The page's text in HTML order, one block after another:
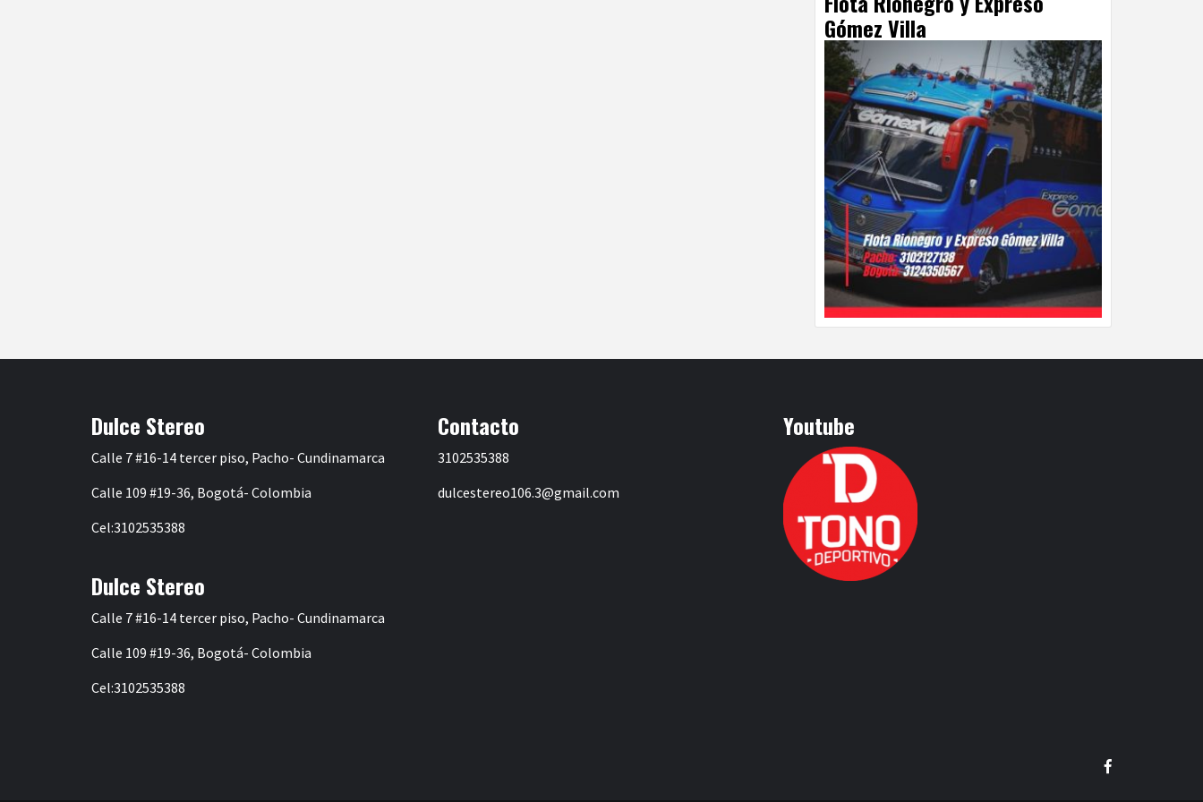
Gómez Villa
Dulce Stereo
Calle 7 #16-14 tercer piso, Pacho- Cundinamarca
Calle 109 #19-36, Bogotá- Colombia
Cel:3102535388
Dulce Stereo
Calle 7 #16-14 tercer piso, Pacho- Cundinamarca
Calle 109 #19-36, Bogotá- Colombia
Cel:3102535388
Contacto
3102535388
dulcestereo106.3@gmail.com
Youtube
Facebook